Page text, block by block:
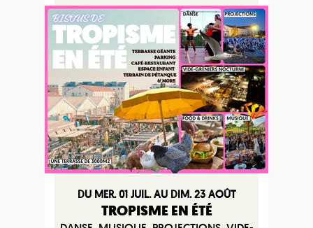
DU MER. 01 JUIL. AU DIM. 23 AOÛT
TROPISME EN ÉTÉ